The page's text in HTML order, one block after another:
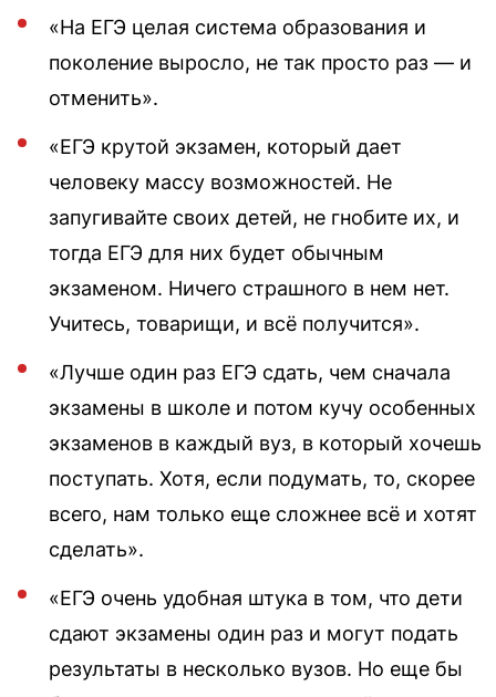
«На ЕГЭ целая система образования и
поколение выросло, не так просто раз — и
отменить».
«ЕГЭ крутой экзамен, который дает
человеку массу возможностей. Не
запугивайте своих детей, не гнобите их, и
тогда ЕГЭ для них будет обычным
экзаменом. Ничего страшного в нем нет.
Учитесь, товарищи, и всё получится».
«Лучше один раз ЕГЭ сдать, чем сначала
экзамены в школе и потом кучу особенных
экзаменов в каждый вуз, в который хочешь
поступать. Хотя, если подумать, то, скорее
всего, нам только еще сложнее всё и хотят
сделать».
«ЕГЭ очень удобная штука в том, что дети
сдают экзамены один раз и могут подать
результаты в несколько вузов. Но еще бы